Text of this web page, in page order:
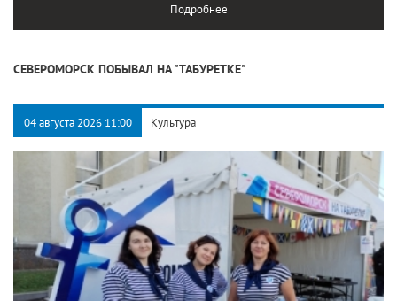
Подробнее
СЕВЕРОМОРСК ПОБЫВАЛ НА "ТАБУРЕТКЕ"
04 августа 2026 11:00 Культура